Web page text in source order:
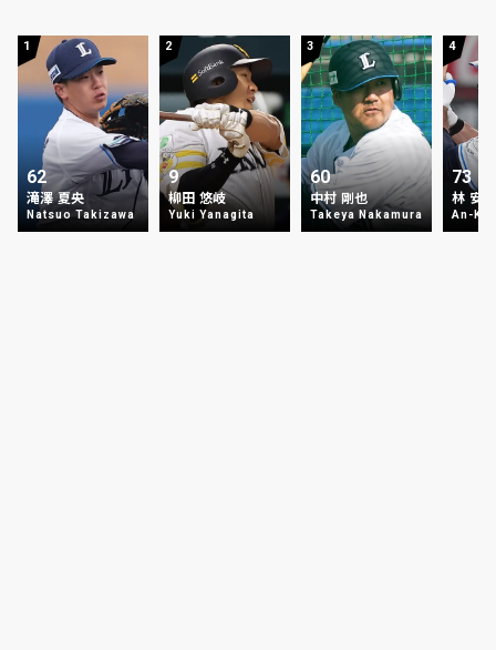
1
62
滝澤 夏央
Natsuo Takizawa
2
9
柳田 悠岐
Yuki Yanagita
3
60
中村 剛也
Takeya Nakamura
4
73
林 安可
An-Ko